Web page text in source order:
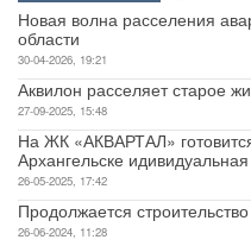
Новая волна расселения
области
30-04-2026, 19:21
Аквилон расселяет старое
27-09-2025, 15:48
На ЖК «АКВАРТАЛ»
Архангельске
26-05-2025, 17:42
Продолжается
26-06-2024, 11:28